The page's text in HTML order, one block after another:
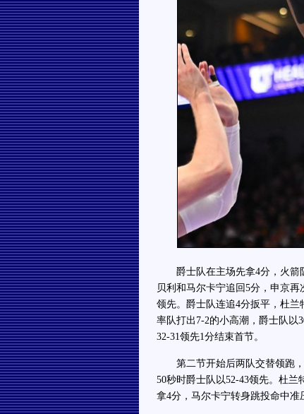
爵士队在主场先拿4分，火箭队
贝利和马尔卡宁追回5分，申京
领先。爵士队连追4分扳平，杜
率队打出7-2的小高潮，爵士队以
32-31领先1分结束首节。
第二节开始后两队交替领跑，
50秒时爵士队以52-43领先。杜
拿4分，马尔卡宁转身跳投命中准